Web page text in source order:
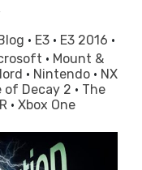
· E3 · E3 2016 ·
· Mount &
· Nintendo · NX
of Decay 2 · The
· Xbox One